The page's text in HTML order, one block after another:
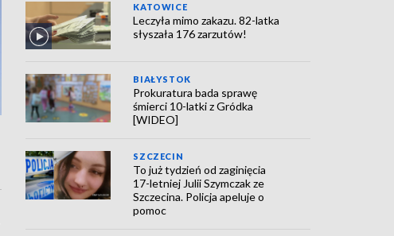
KATOWICE
Leczyła mimo zakazu. 82-latka
słyszała 176 zarzutów!
BIAŁYSTOK
Prokuratura bada sprawę
śmierci 10-latki z Gródka
[WIDEO]
SZCZECIN
To już tydzień od zaginięcia
17-letniej Julii Szymczak ze
Szczecina. Policja apeluje o
pomoc